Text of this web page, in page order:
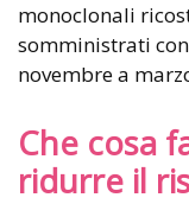
monoclonali
somministrati
novembre a
Che cosa
ridurre il